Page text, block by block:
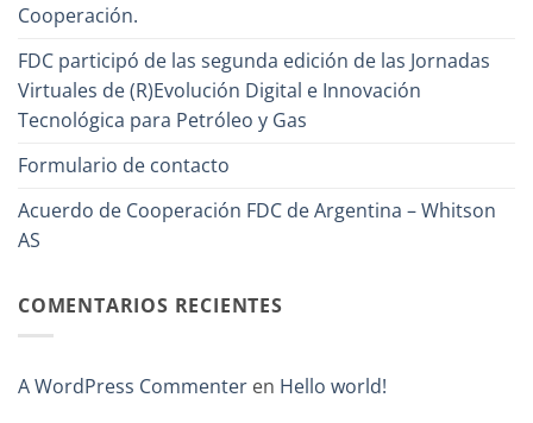
Cooperación.
FDC participó de las segunda edición de las Jornadas
Virtuales de (R)Evolución Digital e Innovación
Tecnológica para Petróleo y Gas
Formulario de contacto
Acuerdo de Cooperación FDC de Argentina – Whitson
AS
COMENTARIOS RECIENTES
A WordPress Commenter en Hello world!